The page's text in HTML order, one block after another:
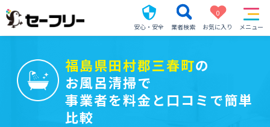
安心・安全 業者検索
0
お気に入り
メニュー
福島県田村郡三春町の
お風呂清掃で
事業者を料金と口コミで簡単
比較